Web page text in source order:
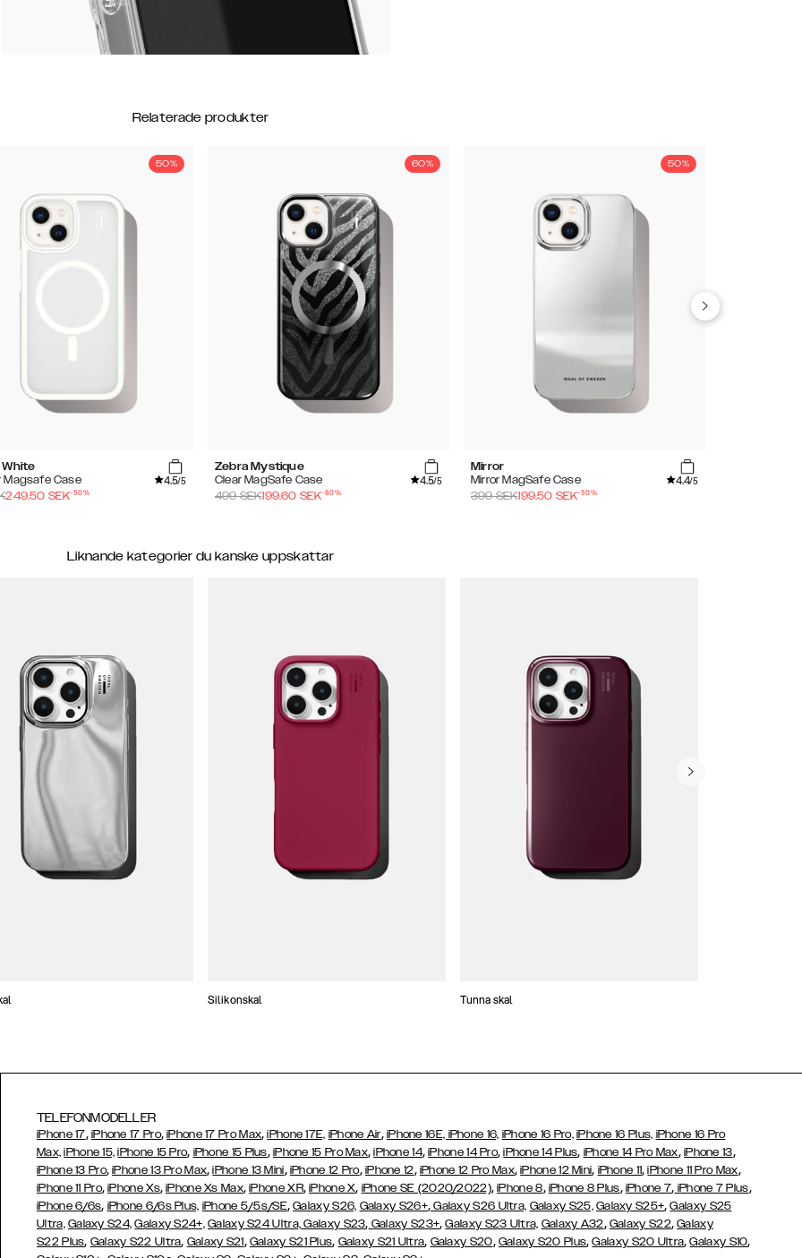
Relaterade produkter
50%
Magsafe Case
4.5/5
249.50 SEK-50%
60%
Zebra Mystique
Clear MagSafe Case
4.5/5
499SEK199.60 SEK-60%
50%
Mirror
Mirror MagSafe Case
4.4/5
399SEK199.50 SEK-50%
Liknande kategorier du kanske uppskattar
Silikonskal Tunna skal
TELEFONMODELLER
iPhone 17, iPhone 17 Pro,iPhone 17 Pro Max,iPhone 17E, iPhone Air, iPhone 16E, iPhone 16, iPhone 16 Pro, iPhone 16 Plus, iPhone 16 Pro
Max, iPhone 15, iPhone 15 Pro, iPhone 15 Plus, iPhone 15 Pro Max,iPhone 14,iPhone 14 Pro,iPhone 14 Plus, iPhone 14 Pro Max, iPhone 13,
iPhone 13 Pro,iPhone 13 Pro Max,iPhone 13 Mini, iPhone 12 Pro, iPhone 12, iPhone 12 Pro Max,iPhone 12 Mini, iPhone 11,iPhone 11 Pro Max,
iPhone 11 Pro,iPhone Xs,iPhone Xs Max,iPhone XR,iPhone X, iPhone SE (2020/2022),iPhone 8, iPhone 8 Plus, iPhone 7, iPhone 7 Plus,
iPhone 6/6s, iPhone 6/6s Plus, iPhone 5/5s/SE,Galaxy S26, Galaxy S26+,Galaxy S26 Ultra, Galaxy S25, Galaxy S25+,Galaxy S25
Ultra, Galaxy S24, Galaxy S24+, Galaxy S24 Ultra, Galaxy S23, Galaxy S23+,Galaxy S23 Ultra, Galaxy A32, Galaxy S22,Galaxy
S22 Plus, Galaxy S22 Ultra, Galaxy S21, Galaxy S21 Plus, Galaxy S21 Ultra, Galaxy S20, Galaxy S20 Plus,Galaxy S20 Ultra,Galaxy S10,